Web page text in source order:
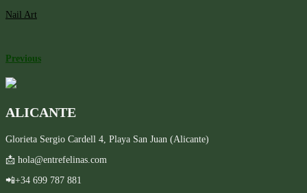
Nail Art
Previous
ALICANTE
Glorieta Sergio Cardell 4, Playa San Juan (Alicante)
📩 hola@entrefelinas.com
📲+34 699 787 881